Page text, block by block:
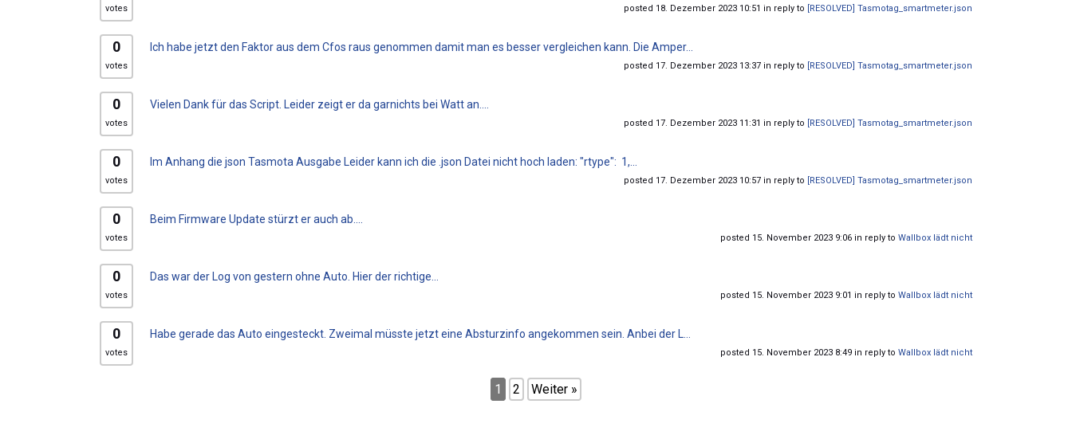
votes posted 18. Dezember 2023 10:51 in reply to [RESOLVED] Tasmotag_smartmeter.json
0
votes
Ich habe jetzt den Faktor aus dem Cfos raus genommen damit man es besser vergleichen kann. Die Amper...
posted 17. Dezember 2023 13:37 in reply to [RESOLVED] Tasmotag_smartmeter.json
0
votes
Vielen Dank für das Script. Leider zeigt er da garnichts bei Watt an....
posted 17. Dezember 2023 11:31 in reply to [RESOLVED] Tasmotag_smartmeter.json
0
votes
Im Anhang die json Tasmota Ausgabe Leider kann ich die .json Datei nicht hoch laden: "rtype": 1,...
posted 17. Dezember 2023 10:57 in reply to [RESOLVED] Tasmotag_smartmeter.json
0
votes
Beim Firmware Update stürzt er auch ab....
posted 15. November 2023 9:06 in reply to Wallbox lädt nicht
0
votes
Das war der Log von gestern ohne Auto. Hier der richtige...
posted 15. November 2023 9:01 in reply to Wallbox lädt nicht
0
votes
Habe gerade das Auto eingesteckt. Zweimal müsste jetzt eine Absturzinfo angekommen sein. Anbei der L...
posted 15. November 2023 8:49 in reply to Wallbox lädt nicht
1 2 Weiter »